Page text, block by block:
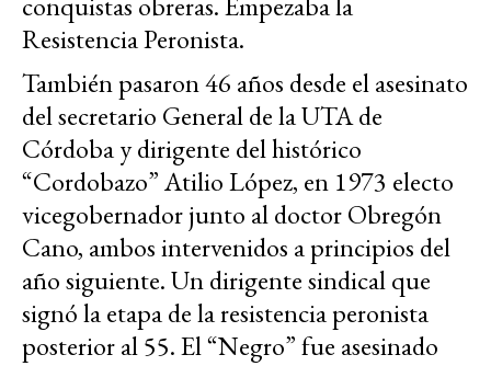
Resistencia Peronista.
También pasaron 46 años desde el asesinato
del secretario General de la UTA de
Córdoba y dirigente del histórico
“Cordobazo” Atilio López, en 1973 electo
vicegobernador junto al doctor Obregón
Cano, ambos intervenidos a principios del
año siguiente. Un dirigente sindical que
signó la etapa de la resistencia peronista
posterior al 55. El “Negro” fue asesinado